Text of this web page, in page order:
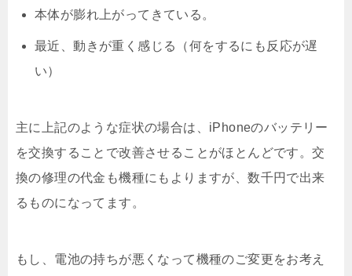
本体が膨れ上がってきている。
最近、動きが重く感じる（何をするにも反応が遅
い）
主に上記のような症状の場合は、iPhoneのバッテリー
を交換することで改善させることがほとんどです。交
換の修理の代金も機種にもよりますが、数千円で出来
るものになってます。
もし、電池の持ちが悪くなって機種のご変更をお考え